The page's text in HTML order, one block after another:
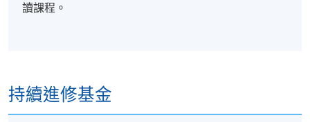
讀課程。
持續進修基金